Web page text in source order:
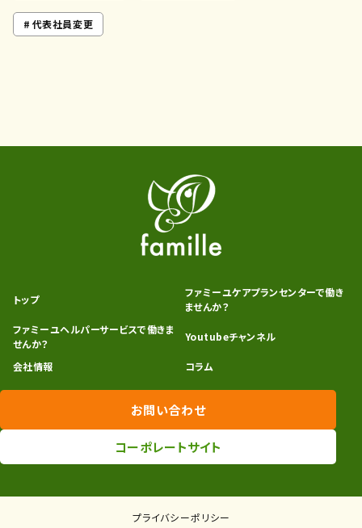
代表社員変更
トップ
ファミーユケアプランセンターで働き
ませんか？
ファミーユヘルパーサービスで働きま
せんか？
Youtubeチャンネル
会社情報 コラム
お問い合わせ
コーポレートサイト
プライバシーポリシー